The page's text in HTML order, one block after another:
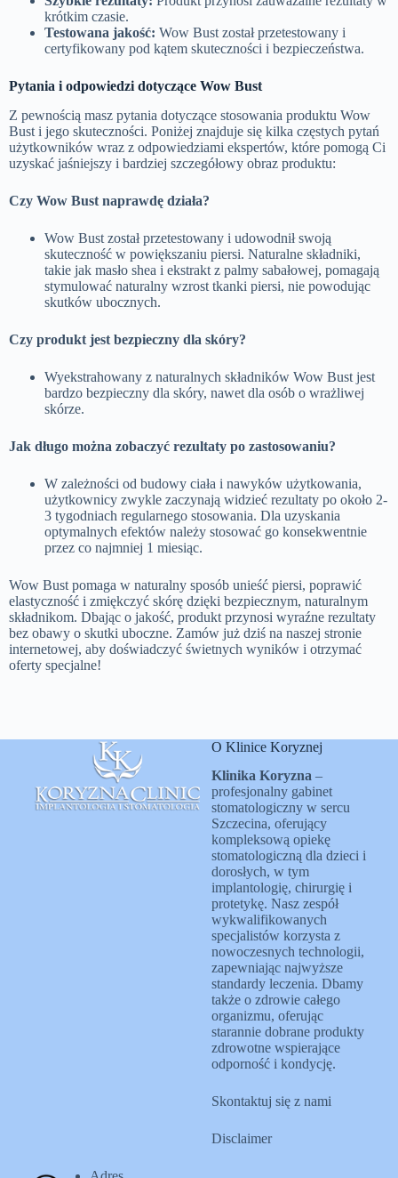
krótkim czasie.
Testowana jakość: Wow Bust został przetestowany i
certyfikowany pod kątem skuteczności i bezpieczeństwa.
Pytania i odpowiedzi dotyczące Wow Bust
Z pewnością masz pytania dotyczące stosowania produktu Wow
Bust i jego skuteczności. Poniżej znajduje się kilka częstych pytań
użytkowników wraz z odpowiedziami ekspertów, które pomogą Ci
uzyskać jaśniejszy i bardziej szczegółowy obraz produktu:
Czy Wow Bust naprawdę działa?
Wow Bust został przetestowany i udowodnił swoją
skuteczność w powiększaniu piersi. Naturalne składniki,
takie jak masło shea i ekstrakt z palmy sabałowej, pomagają
stymulować naturalny wzrost tkanki piersi, nie powodując
skutków ubocznych.
Czy produkt jest bezpieczny dla skóry?
Wyekstrahowany z naturalnych składników Wow Bust jest
bardzo bezpieczny dla skóry, nawet dla osób o wrażliwej
skórze.
Jak długo można zobaczyć rezultaty po zastosowaniu?
W zależności od budowy ciała i nawyków użytkowania,
użytkownicy zwykle zaczynają widzieć rezultaty po około 2-
3 tygodniach regularnego stosowania. Dla uzyskania
optymalnych efektów należy stosować go konsekwentnie
przez co najmniej 1 miesiąc.
Wow Bust pomaga w naturalny sposób unieść piersi, poprawić
elastyczność i zmiękczyć skórę dzięki bezpiecznym, naturalnym
składnikom. Dbając o jakość, produkt przynosi wyraźne rezultaty
bez obawy o skutki uboczne. Zamów już dziś na naszej stronie
internetowej, aby doświadczyć świetnych wyników i otrzymać
oferty specjalne!
O Klinice Koryznej
Klinika Koryzna–
profesjonalny gabinet
stomatologiczny w sercu
Szczecina, oferujący
kompleksową opiekę
stomatologiczną dla dzieci i
dorosłych, w tym
implantologię, chirurgię i
protetykę. Nasz zespół
wykwalifikowanych
specjalistów korzysta z
nowoczesnych technologii,
zapewniając najwyższe
standardy leczenia. Dbamy
także o zdrowie całego
organizmu, oferując
starannie dobrane produkty
zdrowotne wspierające
odporność i kondycję.
Skontaktuj się z nami
Disclaimer